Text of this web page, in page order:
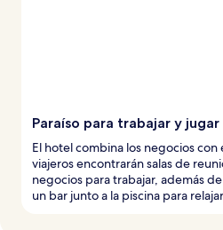
Paraíso para trabajar y jugar
El hotel combina los negocios con
viajeros encontrarán salas de
negocios para trabajar, además
un bar junto a la piscina para